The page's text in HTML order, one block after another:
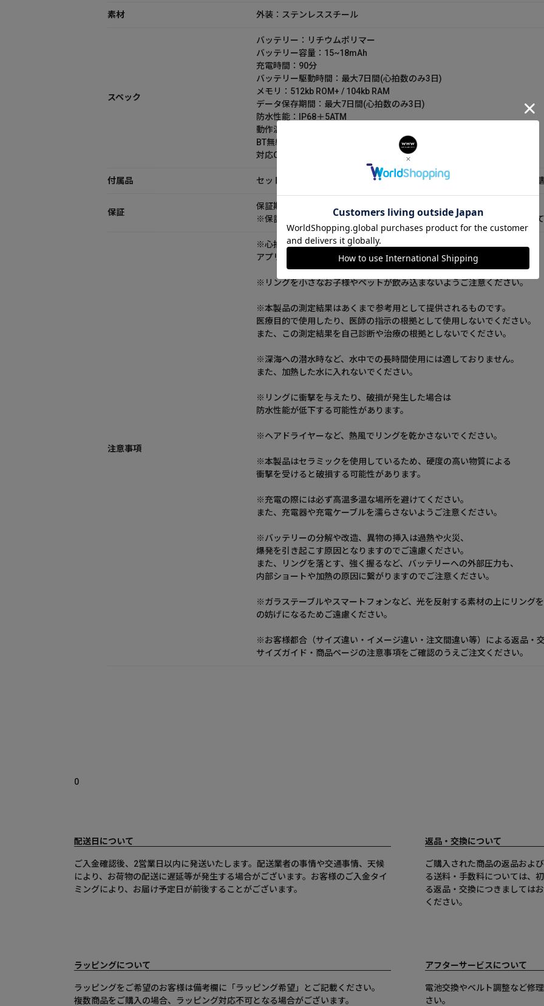
素材 外装：ステンレススチール
スペック
バッテリー：リチウムポリマー
バッテリー容量：15~18mAh
充電時間：90分
バッテリー駆動時間：最大7日間(心拍数のみ3日)
メモリ：512kb ROM+ / 104kb RAM
データ保存期間：最大7日間(心拍数のみ3日)
防水性能：IP68＋5ATM
動作温度：0 ~ 50℃
BT無線通信：Bluetooth 5.2
対応OS：Android 8.0以上 / iOS 14以上
付属品 セット内容：リング本体 / 専用ケース充電器 / USB AtoCケーブル/取扱説明
保証
保証期間：1年間
※保証書は同梱されておりませんので、購入時のレシートや明細を保管して
注意事項
※心拍数は3日分、それ以外のデータは7日間リングに保存されます。
アプリとリングデータを毎日同期することをおすすめしております。
※リングを小さなお子様やペットが飲み込まないようご注意ください。
※本製品の測定結果はあくまで参考用として提供されるものです。
医療目的で使用したり、医師の指示の根拠として使用しないでください。
また、この測定結果を自己診断や治療の根拠としないでください。
※深海への潜水時など、水中での長時間使用には適しておりません。
また、加熱した水に入れないでください。
※リングに衝撃を与えたり、破損が発生した場合は
防水性能が低下する可能性があります。
※ヘアドライヤーなど、熱風でリングを乾かさないでください。
※本製品はセラミックを使用しているため、硬度の高い物質による
衝撃を受けると破損する可能性があります。
※充電の際には必ず高温多温な場所を避けてください。
また、充電器や充電ケーブルを濡らさないようご注意ください。
※バッテリーの分解や改造、異物の挿入は過熱や火災、
爆発を引き起こす原因となりますのでご遠慮ください。
また、リングを落とす、強く握るなど、バッテリーへの外部圧力も、
内部ショートや加熱の原因に繋がりますのでご注意ください。
※ガラステーブルやスマートフォンなど、光を反射する素材の上にリング
の妨げになるためご遠慮ください。
※お客様都合（サイズ違い・イメージ違い・注文間違い等）による返品・
サイズガイド・商品ページの注意事項をご確認のうえご注文ください。
0
配送日について
ご入金確認後、2営業日以内に発送いたします。配送業者の事情や交通事情、天候
により、お荷物の配送に遅延等が発生する場合がございます。お客様のご入金タイ
ミングにより、お届け予定日が前後することがございます。
返品・交換について
ご購入された商品の返品およ
る送料・手数料については、
る返品・交換につきましては
ください。
ラッピングについて
ラッピングをご希望のお客様は備考欄に「ラッピング希望」とご記載ください。
複数商品をご購入の場合、ラッピング対応不可となる場合がございます。
アフターサービスについて
電池交換やベルト調整など修
さい。